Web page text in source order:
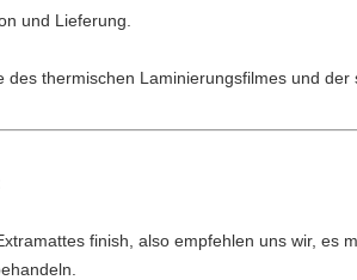
und Lieferung.
des thermischen Laminierungsfilmes und der
finish, also empfehlen uns wir, es